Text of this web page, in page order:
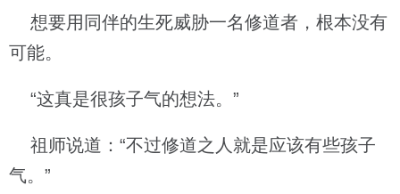
想要用同伴的生死威胁一名修道者，根本没有
可能。
“这真是很孩子气的想法。”
祖师说道：“不过修道之人就是应该有些孩子
气。”